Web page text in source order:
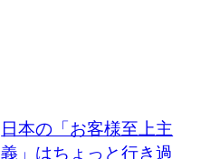
日本の「お客様至上主
義」はちょっと行き過